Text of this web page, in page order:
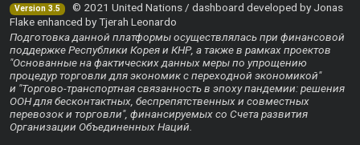
Version 3.5
© 2021 United Nations / dashboard developed by Jonas
Flake enhanced by Tjerah Leonardo
Подготовка данной платформы осуществлялась при финансовой
поддержке Республики Корея и КНР, а также в рамках проектов
"Основанные на фактических данных меры по упрощению
процедур торговли для экономик с переходной экономикой"
и "Торгово-транспортная связанность в эпоху пандемии: решения
ООН для бесконтактных, беспрепятственных и совместных
перевозок и торговли", финансируемых со Счета развития
Организации Объединенных Наций.